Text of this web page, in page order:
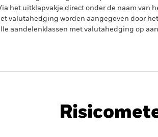
het uitklapvakje direct onder de naam van
valutahedging worden aangegeven door
aandelenklassen met valutahedging op